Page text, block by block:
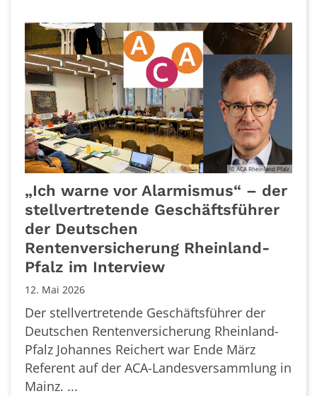
© ACA Rheinland Pfalz
„Ich warne vor Alarmismus“ – der
stellvertretende Geschäftsführer
der Deutschen
Rentenversicherung Rheinland-
Pfalz im Interview
12. Mai 2026
Der stellvertretende Geschäftsführer der
Deutschen Rentenversicherung Rheinland-
Pfalz Johannes Reichert war Ende März
Referent auf der ACA-Landesversammlung in
Mainz. ...